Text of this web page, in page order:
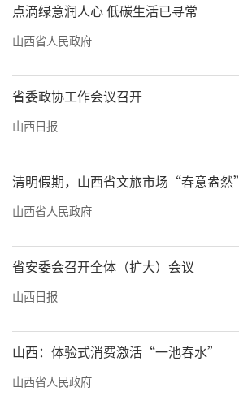
点滴绿意润人心 低碳生活已寻常
山西省人民政府
省委政协工作会议召开
山西日报
清明假期，山西省文旅市场“春意盎然”
山西省人民政府
省安委会召开全体（扩大）会议
山西日报
山西：体验式消费激活“一池春水”
山西省人民政府